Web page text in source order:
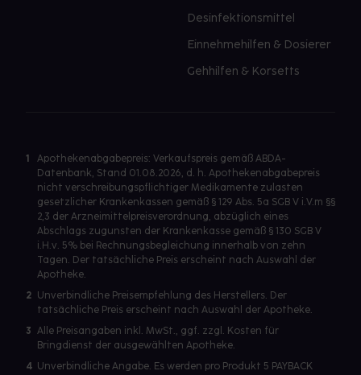
Desinfektionsmittel
Einnehmehilfen & Dosierer
Gehhilfen & Korsetts
1
Apothekenabgabepreis: Verkaufspreis gemäß ABDA-
Datenbank, Stand 01.08.2026, d. h. Apothekenabgabepreis
nicht verschreibungspflichtiger Medikamente zulasten
gesetzlicher Krankenkassen gemäß § 129 Abs. 5a SGB V i.V.m §§
2,3 der Arzneimittelpreisverordnung, abzüglich eines
Abschlags zugunsten der Krankenkasse gemäß § 130 SGB V
i.H.v. 5% bei Rechnungsbegleichung innerhalb von zehn
Tagen. Der tatsächliche Preis erscheint nach Auswahl der
Apotheke.
2 Unverbindliche Preisempfehlung des Herstellers. Der
tatsächliche Preis erscheint nach Auswahl der Apotheke.
3 Alle Preisangaben inkl. MwSt., ggf. zzgl. Kosten für
Bringdienst der ausgewählten Apotheke.
4 Unverbindliche Angabe. Es werden pro Produkt 5 PAYBACK